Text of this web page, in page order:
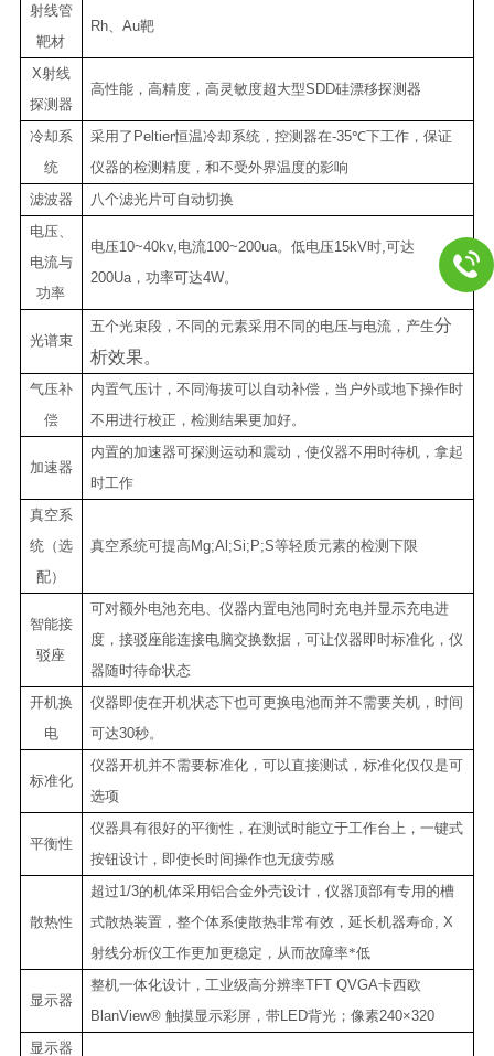
射线管
靶材
Rh、 Au靶
X射线
探测器
高性能，高精度，高灵敏度超大型SDD硅漂移探测器
冷却系
统
采用了 Peltier恒温冷却系统，控测器在-35℃下工作，保证
仪器的检测精度，和不受外界温度的影响
滤波器
八个滤光片可自动切换
电压、
电流与
功率
电压10~40kv, 电流100~200ua。低电压15kV时, 可达
200Ua，功率可达4W。
光谱束
五个光束段，不同的元素采用不同的电压与电流，产生分
析效果。
气压补
偿
内置气压计，不同海拔可以自动补偿，当户外或地下操作时
不用进行校正，检测结果更加好。
加速器
内置的加速器可探测运动和震动，使仪器不用时待机，拿起
时工作
真空系
统（选
配）
真空系统可提高Mg;Al;Si;P;S等轻质元素的检测下限
智能接
驳座
可对额外电池充电、仪器内置电池同时充电并显示充电进
度，接驳座能连接电脑交换数据，可让仪器即时标准化，仪
器随时待命状态
开机换
电
仪器即使在开机状态下也可更换电池而并不需要关机，时间
可达30秒。
标准化
仪器开机并不需要标准化，可以直接测试，标准化仅仅是可
选项
平衡性
仪器具有很好的平衡性，在测试时能立于工作台上，一键式
按钮设计，即使长时间操作也无疲劳感
散热性
超过1/3的机体采用铝合金外壳设计，仪器顶部有专用的槽
式散热装置，整个体系使散热非常有效，延长机器寿命 , X
射线分析仪工作更加更稳定，从而故障率*低
显示器
整机一体化设计，工业级高分辨率TFT QVGA卡西欧
BlanView® 触摸显示彩屏，带LED背光；像素240×320
显示器